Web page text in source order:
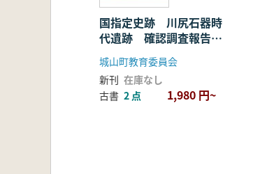
国指定史跡 川尻石器時
代遺跡 確認調査報告書
1
城山町教育委員会
新刊 在庫なし
古書 2 点 1,980 円~